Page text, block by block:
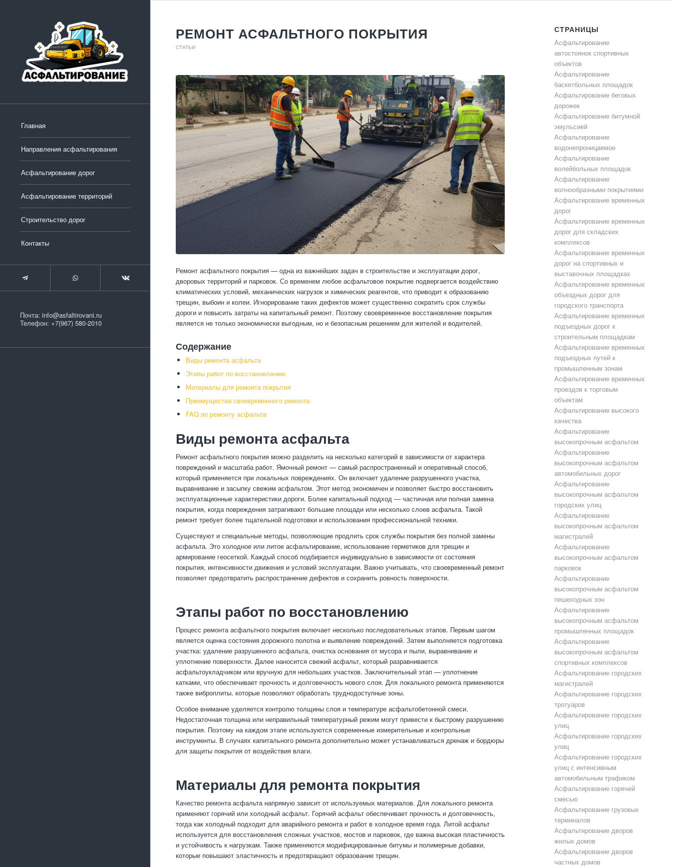
Главная
Направления асфальтирования
Асфальтирование дорог
Асфальтирование территорий
Строительство дорог
Контакты
Почта: info@asfaltirovani.ru
Телефон: +7(967) 580-2010
РЕМОНТ АСФАЛЬТНОГО ПОКРЫТИЯ
СТАТЬИ
Ремонт асфальтного покрытия — одна из важнейших задач в строительстве и эксплуатации дорог,
дворовых территорий и парковок. Со временем любое асфальтовое покрытие подвергается воздействию
климатических условий, механических нагрузок и химических реагентов, что приводит к образованию
трещин, выбоин и колеи. Игнорирование таких дефектов может существенно сократить срок службы
дороги и повысить затраты на капитальный ремонт. Поэтому своевременное восстановление покрытия
является не только экономически выгодным, но и безопасным решением для жителей и водителей.
Содержание
Виды ремонта асфальта
Этапы работ по восстановлению
Материалы для ремонта покрытия
Преимущества своевременного ремонта
FAQ по ремонту асфальта
Виды ремонта асфальта
Ремонт асфальтного покрытия можно разделить на несколько категорий в зависимости от характера
повреждений и масштаба работ. Ямочный ремонт — самый распространенный и оперативный способ,
который применяется при локальных повреждениях. Он включает удаление разрушенного участка,
выравнивание и засыпку свежим асфальтом. Этот метод экономичен и позволяет быстро восстановить
эксплуатационные характеристики дороги. Более капитальный подход — частичная или полная замена
покрытия, когда повреждения затрагивают большие площади или несколько слоев асфальта. Такой
ремонт требует более тщательной подготовки и использования профессиональной техники.
Существуют и специальные методы, позволяющие продлить срок службы покрытия без полной замены
асфальта. Это холодное или литое асфальтирование, использование герметиков для трещин и
армирование геосеткой. Каждый способ подбирается индивидуально в зависимости от состояния
покрытия, интенсивности движения и условий эксплуатации. Важно учитывать, что своевременный ремонт
позволяет предотвратить распространение дефектов и сохранить ровность поверхности.
Этапы работ по восстановлению
Процесс ремонта асфальтного покрытия включает несколько последовательных этапов. Первым шагом
является оценка состояния дорожного полотна и выявление повреждений. Затем выполняется подготовка
участка: удаление разрушенного асфальта, очистка основания от мусора и пыли, выравнивание и
уплотнение поверхности. Далее наносится свежий асфальт, который разравнивается
асфальтоукладчиком или вручную для небольших участков. Заключительный этап — уплотнение
катками, что обеспечивает прочность и долговечность нового слоя. Для локального ремонта применяются
также виброплиты, которые позволяют обработать труднодоступные зоны.
Особое внимание уделяется контролю толщины слоя и температуре асфальтобетонной смеси.
Недостаточная толщина или неправильный температурный режим могут привести к быстрому разрушению
покрытия. Поэтому на каждом этапе используются современные измерительные и контрольные
инструменты. В случаях капитального ремонта дополнительно может устанавливаться дренаж и бордюры
для защиты покрытия от воздействия влаги.
Материалы для ремонта покрытия
Качество ремонта асфальта напрямую зависит от используемых материалов. Для локального ремонта
применяют горячий или холодный асфальт. Горячий асфальт обеспечивает прочность и долговечность,
тогда как холодный подходит для аварийного ремонта и работ в холодное время года. Литой асфальт
используется для восстановления сложных участков, мостов и парковок, где важна высокая пластичность
и устойчивость к нагрузкам. Также применяются модифицированные битумы и полимерные добавки,
которые повышают эластичность и предотвращают образование трещин.
СТРАНИЦЫ
Асфальтирование
автостоянок спортивных
объектов
Асфальтирование
баскетбольных площадок
Асфальтирование беговых
дорожек
Асфальтирование битумной
эмульсией
Асфальтирование
водонепроницаемое
Асфальтирование
волейбольных площадок
Асфальтирование
волнообразными покрытиями
Асфальтирование временных
дорог
Асфальтирование временных
дорог для складских
комплексов
Асфальтирование временных
дорог на спортивных и
выставочных площадках
Асфальтирование временных
объездных дорог для
городского транспорта
Асфальтирование временных
подъездных дорог к
строительным площадкам
Асфальтирование временных
подъездных путей к
промышленным зонам
Асфальтирование временных
проездов к торговым
объектам
Асфальтирование высокого
качества
Асфальтирование
высокопрочным асфальтом
Асфальтирование
высокопрочным асфальтом
автомобильных дорог
Асфальтирование
высокопрочным асфальтом
городских улиц
Асфальтирование
высокопрочным асфальтом
магистралей
Асфальтирование
высокопрочным асфальтом
парковок
Асфальтирование
высокопрочным асфальтом
пешеходных зон
Асфальтирование
высокопрочным асфальтом
промышленных площадок
Асфальтирование
высокопрочным асфальтом
спортивных комплексов
Асфальтирование городских
магистралей
Асфальтирование городских
тротуаров
Асфальтирование городских
улиц
Асфальтирование городских
улиц
Асфальтирование городских
улиц с интенсивным
автомобильным трафиком
Асфальтирование горячей
смесью
Асфальтирование грузовых
терминалов
Асфальтирование дворов
жилых домов
Асфальтирование дворов
частных домов